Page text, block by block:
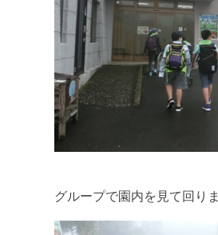
グループで園内を見て回り